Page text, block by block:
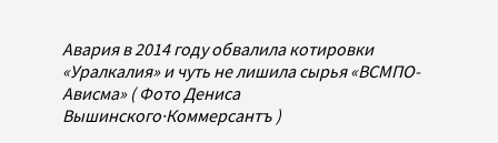
Авария в 2014 году обвалила котировки
«Уралкалия» и чуть не лишила сырья «ВСМПО-
Ависма» ( Фото Дениса
Вышинского·Коммерсантъ )